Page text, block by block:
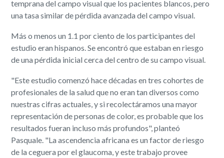
temprana del campo visual que los pacientes blancos, pero
una tasa similar de pérdida avanzada del campo visual.
Más o menos un 1.1 por ciento de los participantes del
estudio eran hispanos. Se encontró que estaban en riesgo
de una pérdida inicial cerca del centro de su campo visual.
"Este estudio comenzó hace décadas en tres cohortes de
profesionales de la salud que no eran tan diversos como
nuestras cifras actuales, y si recolectáramos una mayor
representación de personas de color, es probable que los
resultados fueran incluso más profundos", planteó
Pasquale. "La ascendencia africana es un factor de riesgo
de la ceguera por el glaucoma, y este trabajo provee